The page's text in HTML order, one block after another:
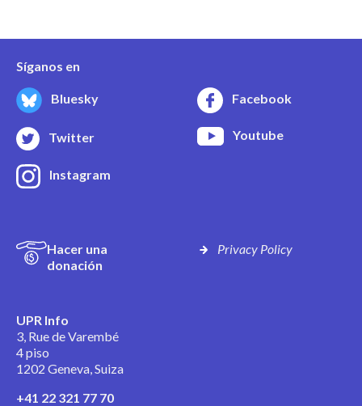
Síganos en
Bluesky Facebook
Twitter Youtube
Instagram
Hacer una
donación
Privacy Policy
UPR Info
3, Rue de Varembé
4 piso
1202 Geneva, Suiza
+41 22 321 77 70